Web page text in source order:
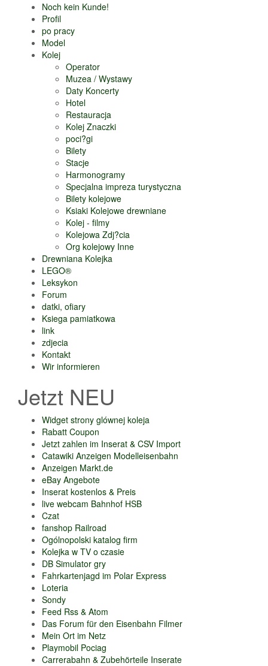
Noch kein Kunde!
Profil
po pracy
Model
Kolej
Operator
Muzea / Wystawy
Daty Koncerty
Hotel
Restauracja
Kolej Znaczki
poci?gi
Bilety
Stacje
Harmonogramy
Specjalna impreza turystyczna
Bilety kolejowe
Ksiaki Kolejowe drewniane
Kolej - filmy
Kolejowa Zdj?cia
Org kolejowy Inne
Drewniana Kolejka
LEGO®
Leksykon
Forum
datki, ofiary
Ksiega pamiatkowa
link
zdjecia
Kontakt
Wir informieren
Jetzt NEU
Widget strony glównej koleja
Rabatt Coupon
Jetzt zahlen im Inserat & CSV Import
Catawiki Anzeigen Modelleisenbahn
Anzeigen Markt.de
eBay Angebote
Inserat kostenlos & Preis
live webcam Bahnhof HSB
Czat
fanshop Railroad
Ogólnopolski katalog firm
Kolejka w TV o czasie
DB Simulator gry
Fahrkartenjagd im Polar Express
Loteria
Sondy
Feed Rss & Atom
Das Forum für den Eisenbahn Filmer
Mein Ort im Netz
Playmobil Pociag
Carrerabahn & Zubehörteile Inserate